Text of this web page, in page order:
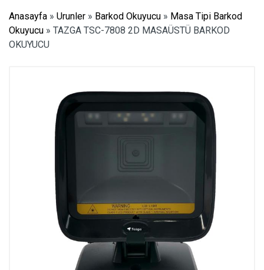
Anasayfa » Urunler » Barkod Okuyucu » Masa Tipi Barkod
Okuyucu » TAZGA TSC-7808 2D MASAÜSTÜ BARKOD
OKUYUCU